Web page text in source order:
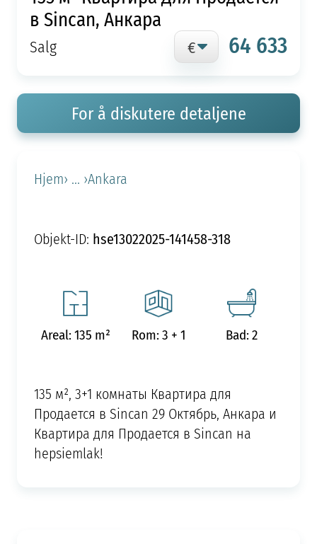
в Sincan, Анкара
Salg 64 633
For å diskutere detaljene
Hjem› ... ›Ankara
Objekt-ID: hse13022025-141458-318
Areal: 135 m² Rom: 3 + 1 Bad: 2
135 м², 3+1 комнаты Квартира для
Продается в Sincan 29 Октябрь, Анкара и
Квартира для Продается в Sincan на
hepsiemlak!